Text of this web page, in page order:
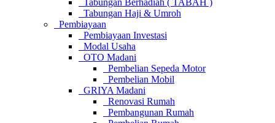
Tabungan Berhadiah ( TABAH )
Tabungan Haji & Umroh
Pembiayaan
Pembiayaan Investasi
Modal Usaha
OTO Madani
Pembelian Sepeda Motor
Pembelian Mobil
GRIYA Madani
Renovasi Rumah
Pembangunan Rumah